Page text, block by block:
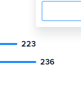
223
236